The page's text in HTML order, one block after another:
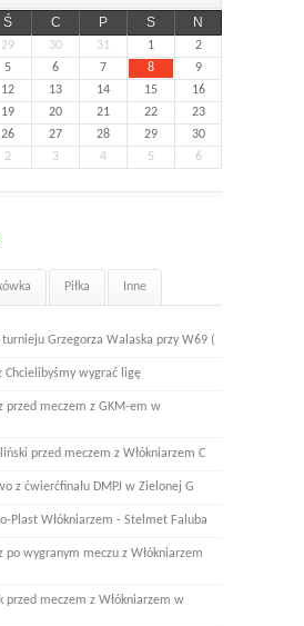
Ś C P S N
29 30 31 1
2
5 6 7 8
9
12 13 14 15
16
19 20 21 22
23
26 27 28 29
30
2 3 4 5 6
Piłka Inne
Grzegorza Walaska przy W69 (
Chcielibyśmy wygrać ligę
przed meczem z GKM-em w
przed meczem z Włókniarzem C
z ćwierćfinału DMPJ w Zielonej G
Plast Włókniarzem - Stelmet Faluba
po wygranym meczu z Włókniarzem
przed meczem z Włókniarzem w